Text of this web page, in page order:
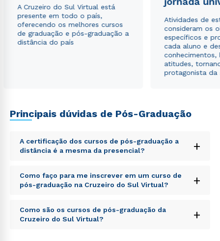
A Cruzeiro do Sul Virtual está
presente em todo o país,
oferecendo os melhores cursos
de graduação e pós-graduação a
distância do país
Atividades de
consideram os
específicos e
cada aluno e
conhecimentos,
atitudes,
protagonista da
Principais dúvidas de Pós-Graduação
A certificação dos cursos de pós-graduação a
distância é a mesma da presencial?
+
Sed ut perspiciatis unde omnis iste natus error sit
voluptatem accusantium doloremque laudantium,
totam rem aperiam, eaque ipsa quae ab illo inventore
explicabo. Nemo enim ipsam voluptatem quia
voluptas sit aspernatur aut odit aut fugit, sed quia
Como faço para me inscrever em um curso de
pós-graduação na Cruzeiro do Sul Virtual?
+
Sed ut perspiciatis unde omnis iste natus error sit
voluptatem accusantium doloremque laudantium,
Como são os cursos de pós-graduação da
Cruzeiro do Sul Virtual?
+
Estou de acordo com aPolítica de Privacidade.
autorizo que meus dados sejam utilizados para o
envio de conteúdos da Cruzeiro do Sul.